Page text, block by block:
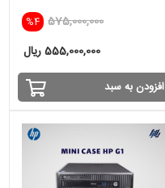
%4 575,000,000
555,000,000 ریال
افزودن به سبد